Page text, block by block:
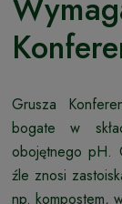
Grusza
bogate w
obojętnego pH.
źle znosi
np. kompostem,